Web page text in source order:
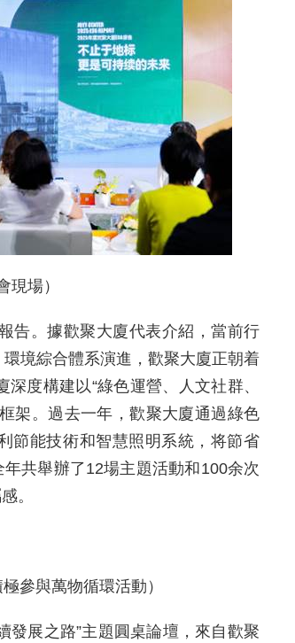
現場）
告。據歡聚大廈代表介紹，當前行
境綜合體系演進，歡聚大廈正朝着
度構建以“綠色運營、人文社群、
架。過去一年，歡聚大廈通過綠色
節能技術和智慧照明系統，将節省
共舉辦了12場主題活動和100余次
。
參與萬物循環活動）
發展之路”主題圓桌論壇，來自歡聚